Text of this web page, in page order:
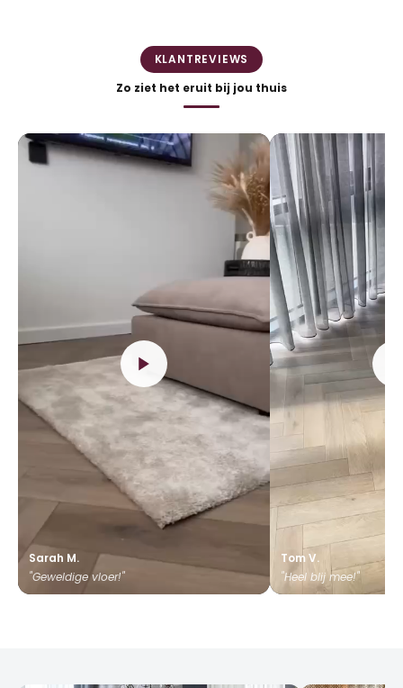
KLANTREVIEWS
Zo ziet het eruit bij jou thuis
Sarah M.
"Geweldige vloer!"
Tom V.
"Heel blij mee!"